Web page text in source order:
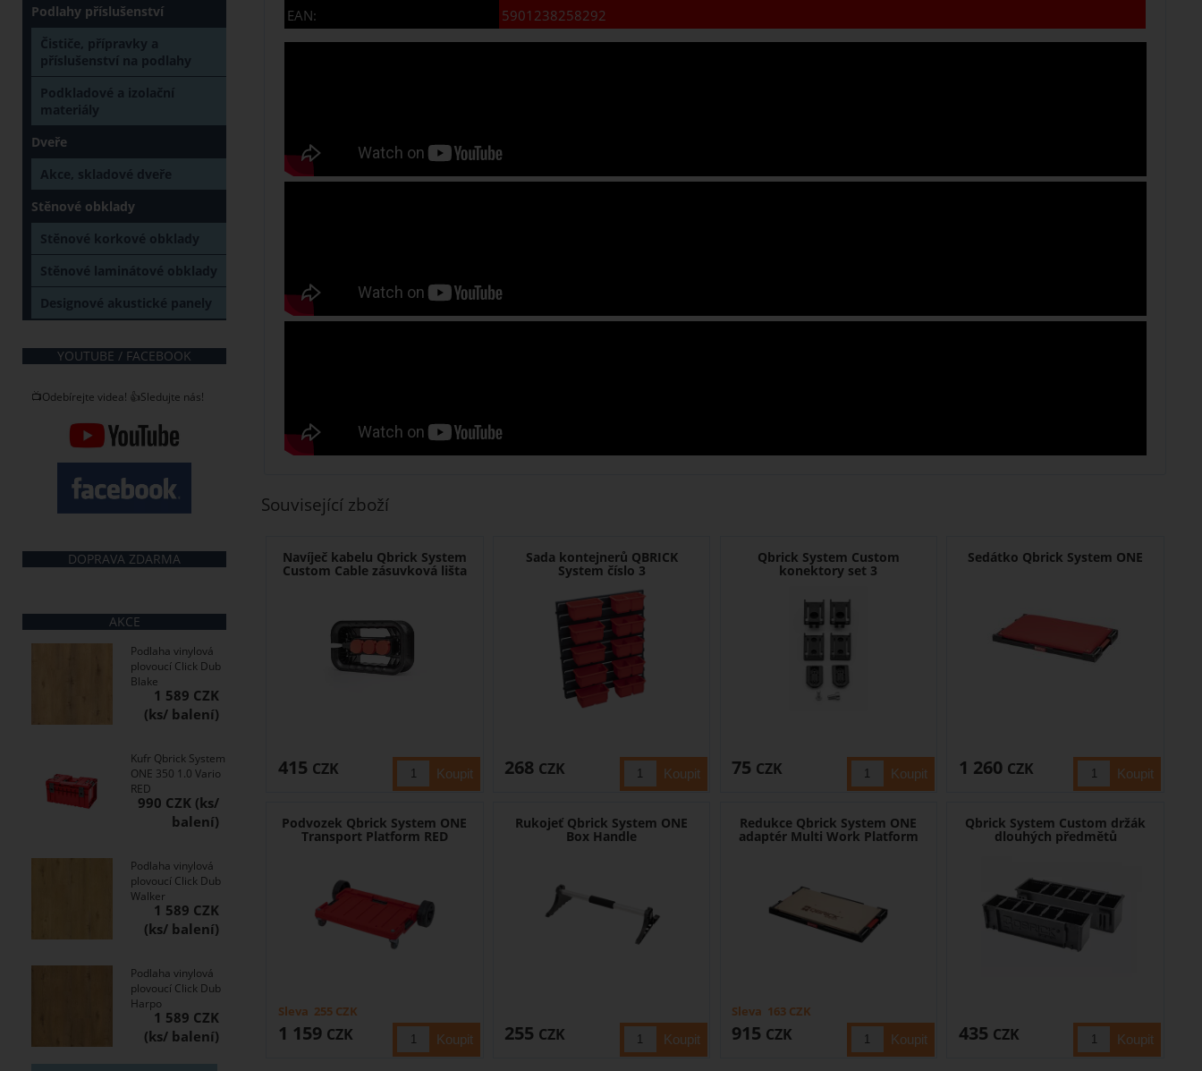
EAN:
5901238258292
Související zboží
Navíječ kabelu Qbrick System
Custom Cable zásuvková lišta
415 CZK
Sada kontejnerů QBRICK
System číslo 3
268 CZK
Qbrick System Custom
konektory set 3
75 CZK
Sedátko Qbrick System ONE
1 260 CZK
Podvozek Qbrick System ONE
Transport Platform RED
1 159 CZK
Sleva 255 CZK
Rukojeť Qbrick System ONE
Box Handle
255 CZK
Redukce Qbrick System ONE
adaptér Multi Work Platform
915 CZK
Sleva 163 CZK
Qbrick System Custom držák
dlouhých předmětů
435 CZK
Podlahy příslušenství
Čističe, přípravky a
příslušenství na podlahy
Podkladové a izolační
materiály
Dveře
Akce, skladové dveře
Stěnové obklady
Stěnové korkové obklady
Stěnové laminátové obklady
Designové akustické panely
YOUTUBE / FACEBOOK
📺Odebírejte videa! 👍Sledujte nás!
DOPRAVA ZDARMA
AKCE
Podlaha vinylová
plovoucí Click Dub
Blake
1 589 CZK
Kufr Qbrick System
ONE 350 1.0 Vario
RED
990 CZK
Podlaha vinylová
plovoucí Click Dub
Walker
1 589 CZK
Podlaha vinylová
plovoucí Click Dub
Harpo
1 589 CZK